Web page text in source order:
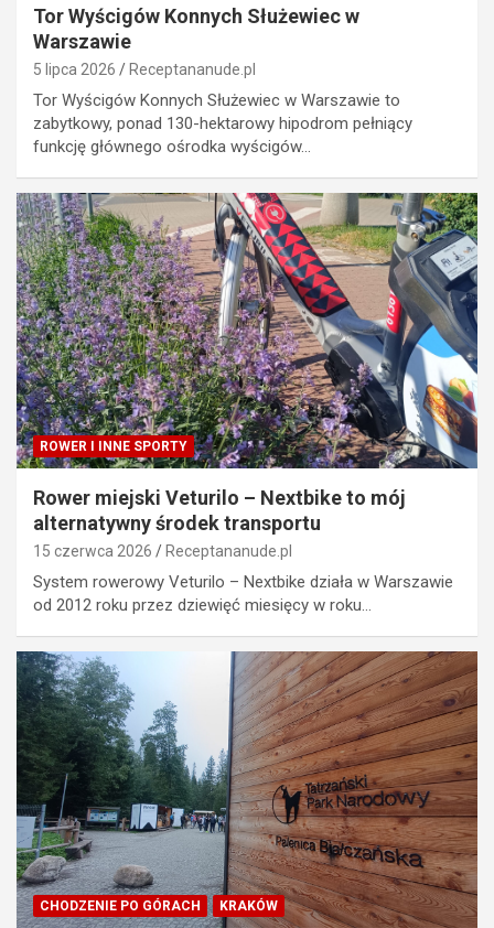
Tor Wyścigów Konnych Służewiec w
Warszawie
5 lipca 2026 Receptananude.pl
Tor Wyścigów Konnych Służewiec w Warszawie to
zabytkowy, ponad 130-hektarowy hipodrom pełniący
funkcję głównego ośrodka wyścigów…
ROWER I INNE SPORTY
Rower miejski Veturilo – Nextbike to mój
alternatywny środek transportu
15 czerwca 2026 Receptananude.pl
System rowerowy Veturilo – Nextbike działa w Warszawie
od 2012 roku przez dziewięć miesięcy w roku…
CHODZENIE PO GÓRACH KRAKÓW